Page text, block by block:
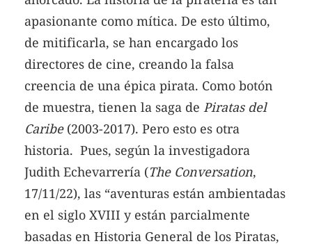
apasionante como mítica. De esto último,
de mitificarla, se han encargado los
directores de cine, creando la falsa
creencia de una épica pirata. Como botón
de muestra, tienen la saga de Piratas del
Caribe(2003-2017). Pero esto es otra
historia. Pues, según la investigadora
Judith Echevarrería (The Conversation,
17/11/22), las “aventuras están ambientadas
en el siglo XVIII y están parcialmente
basadas en Historia General de los Piratas,